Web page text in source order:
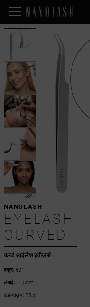
कर्व्ड आईलैश ट्वीज़र्स
NANOLASH
EYELASH
CURVED
वक्र:60°
लंबाई:14,5cm
वज़नवज़न:23 g